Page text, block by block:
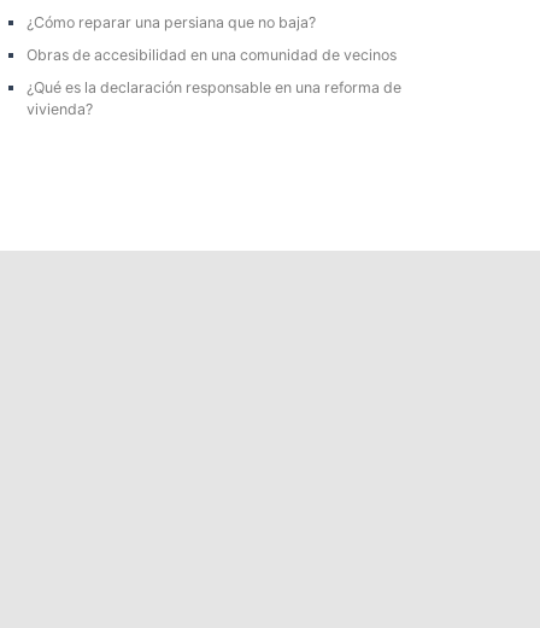
r
:
¿Cómo reparar una persiana que no baja?
Obras de accesibilidad en una comunidad de vecinos
¿Qué es la declaración responsable en una reforma de
vivienda?